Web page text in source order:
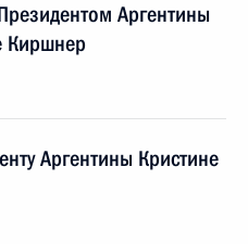
Аргентины
Киршнер
Аргентины Кристине